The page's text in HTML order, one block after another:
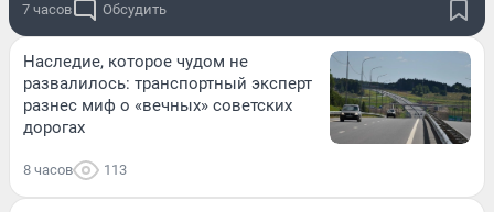
7 часов Обсудить
Наследие, которое чудом не
развалилось: транспортный эксперт
разнес миф о «вечных» советских
дорогах
8 часов 113